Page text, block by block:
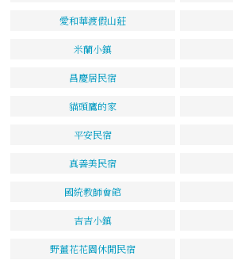
愛和華渡假山莊
米蘭小鎮
昌慶居民宿
貓頭鷹的家
平安民宿
真善美民宿
國統教師會館
吉吉小鎮
野薑花花園休閒民宿